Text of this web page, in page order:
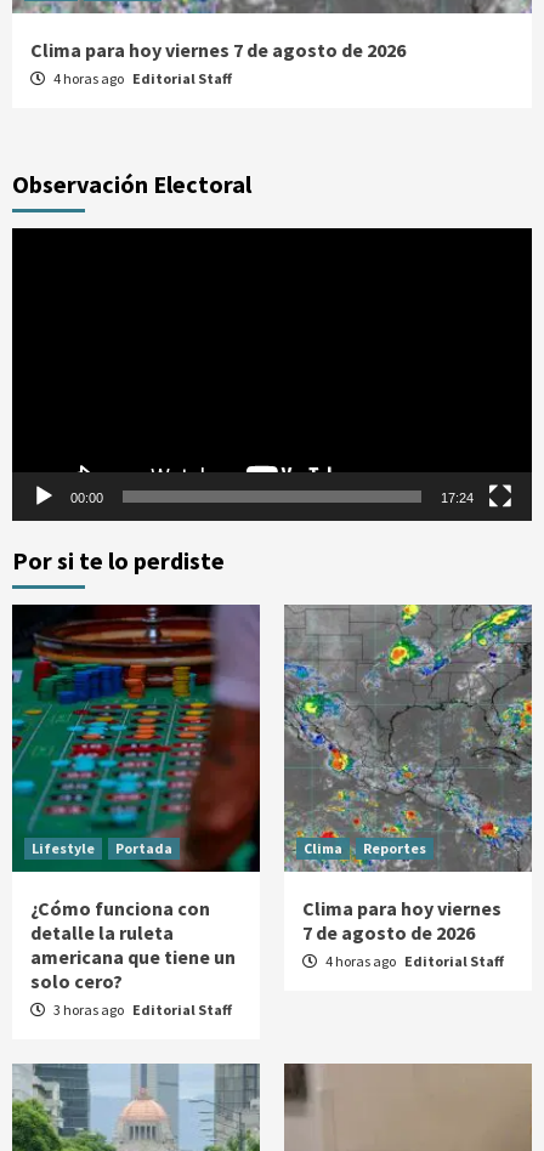
Clima para hoy viernes 7 de agosto de 2026
4 horas ago Editorial Staff
Observación Electoral
00:00 17:24
Por si te lo perdiste
Lifestyle Portada
¿Cómo funciona con
detalle la ruleta
americana que tiene un
solo cero?
3 horas ago Editorial Staff
Clima Reportes
Clima para hoy viernes
7 de agosto de 2026
4 horas ago Editorial Staff